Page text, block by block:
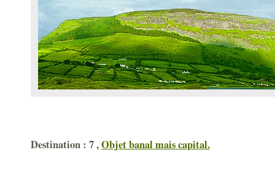
Destination : 7 ,Objet banal mais capital.